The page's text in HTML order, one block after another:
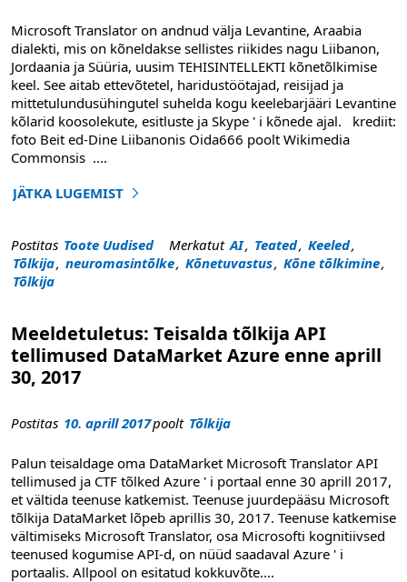
Microsoft Translator on andnud välja Levantine, Araabia
dialekti, mis on kõneldakse sellistes riikides nagu Liibanon,
Jordaania ja Süüria, uusim TEHISINTELLEKTI kõnetõlkimise
keel. See aitab ettevõtetel, haridustöötajad, reisijad ja
mittetulundusühingutel suhelda kogu keelebarjääri Levantine
kõlarid koosolekute, esitluste ja Skype ' i kõnede ajal. krediit:
foto Beit ed-Dine Liibanonis Oida666 poolt Wikimedia
Commonsis ....
JÄTKA LUGEMIST
"Microsoft Translator käivitab Levantine Araabia kui
Postitas Toote Uudised Merkatut AI, Teated, Keeled,
Tõlkija, neuromasintõlke, Kõnetuvastus, Kõne tõlkimine,
Tõlkija
Meeldetuletus: Teisalda tõlkija API
tellimused DataMarket Azure enne aprill
30, 2017
Postitas 10. aprill 2017poolt Tõlkija
Palun teisaldage oma DataMarket Microsoft Translator API
tellimused ja CTF tõlked Azure ' i portaal enne 30 aprill 2017,
et vältida teenuse katkemist. Teenuse juurdepääsu Microsoft
tõlkija DataMarket lõpeb aprillis 30, 2017. Teenuse katkemise
vältimiseks Microsoft Translator, osa Microsofti kognitiivsed
teenused kogumise API-d, on nüüd saadaval Azure ' i
portaalis. Allpool on esitatud kokkuvõte....